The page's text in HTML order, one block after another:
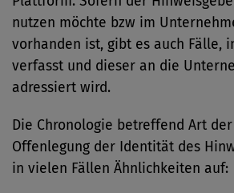
nutzen möchte bzw im
vorhanden ist, gibt es auch Fälle,
verfasst und dieser an die
adressiert wird.
Die Chronologie betreffend Art
Offenlegung der Identität des
in vielen Fällen Ähnlichkeiten auf: